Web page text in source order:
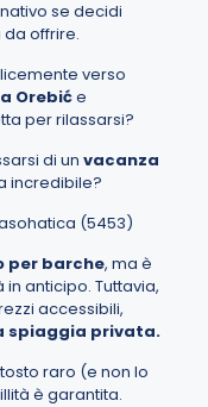
se decidi
offrire.
verso
Orebiće
per rilassarsi?
di un vacanza
incredibile?
(5453)
per barche, ma è
anticipo. Tuttavia,
accessibili,
spiaggia privata.
raro (e non lo
è garantita.